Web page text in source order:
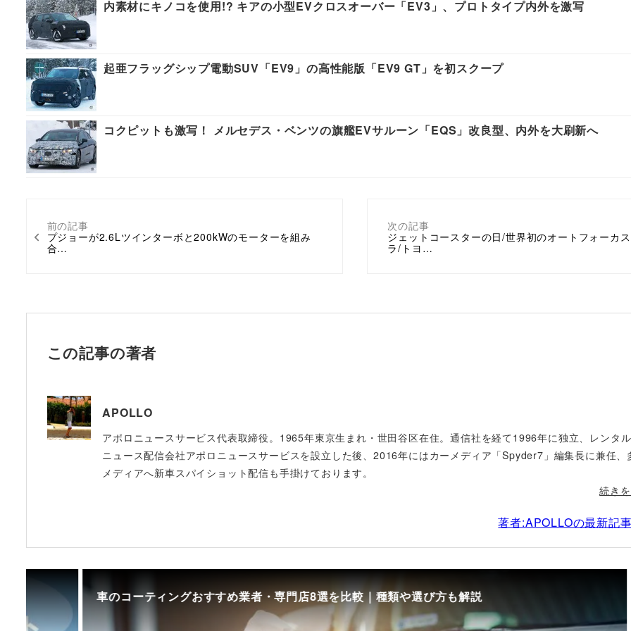
前の記事
プジョーが2.6Lツインターボと200kWのモーターを組み
合…
次の記事
ジェットコースターの日/世界初のオートフォーカ
ラ/トヨ…
内素材にキノコを使用!? キアの小型EVクロスオーバー「EV3」、プロトタイプ内外を激写
起亜フラッグシップ電動SUV「EV9」の高性能版「EV9 GT」を初スクープ
コクピットも激写！ メルセデス・ベンツの旗艦EVサルーン「EQS」改良型、内外を大刷新へ
この記事の著者
APOLLO
アポロニュースサービス代表取締役。1965年東京生まれ・世田谷区在住。通信社を経て1996年に独立、レンタ
ニュース配信会社アポロニュースサービスを設立した後、2016年にはカーメディア「Spyder7」編集長に兼任、
メディアへ新車スパイショット配信も手掛けております。
続き
著者:APOLLOの最新記
車のコーティングおすすめ業者・専門店8選を比較｜種類や選び方も解説